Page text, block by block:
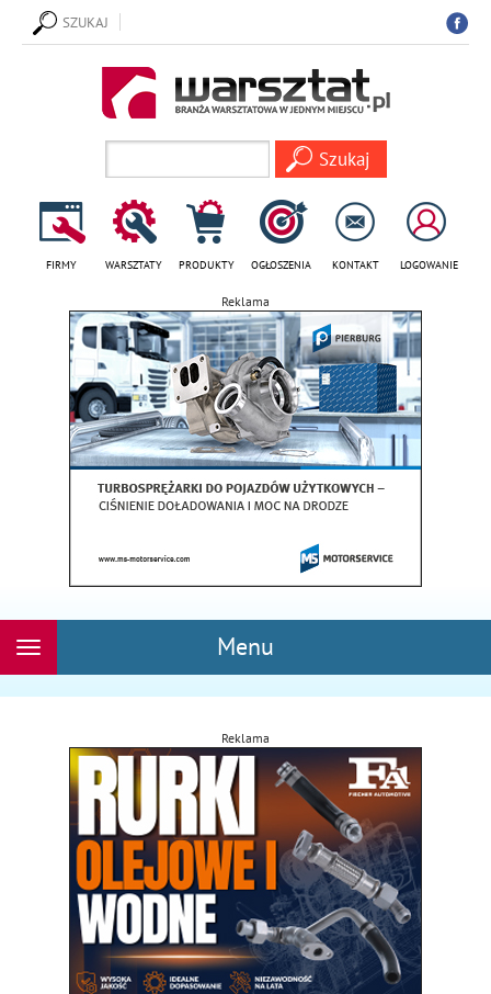
SZUKAJ
FIRMY WARSZTATY PRODUKTY OGŁOSZENIA KONTAKT LOGOWANIE
Reklama
Menu
Rozwiń
Reklama